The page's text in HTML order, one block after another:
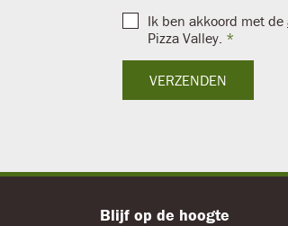
Ik ben akkoord met de
Pizza Valley.
VERZENDEN
Blijf op de hoogte